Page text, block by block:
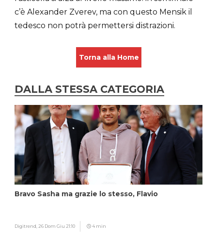
c’è Alexander Zverev, ma con questo Mensik il
tedesco non potrà permettersi distrazioni.
Torna alla Home
DALLA STESSA CATEGORIA
Bravo Sasha ma grazie lo stesso, Flavio
Digitrend, 26 Dom Giu 21:10 4 min